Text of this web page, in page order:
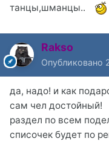
танцы,шманцы..
Rakso
Опубликовано
да, надо! и как
сам чел достойный!
раздел по всем
списочек будет по